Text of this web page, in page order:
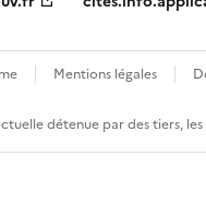
Mentions légales
détenue par des tiers,